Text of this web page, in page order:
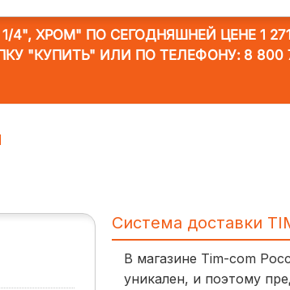
4", ХРОМ"ПО СЕГОДНЯШНЕЙ ЦЕНЕ 1
"КУПИТЬ" ИЛИ ПО ТЕЛЕФОНУ: 8 800
Система доставки
В магазине Tim-com
уникален, и поэтому